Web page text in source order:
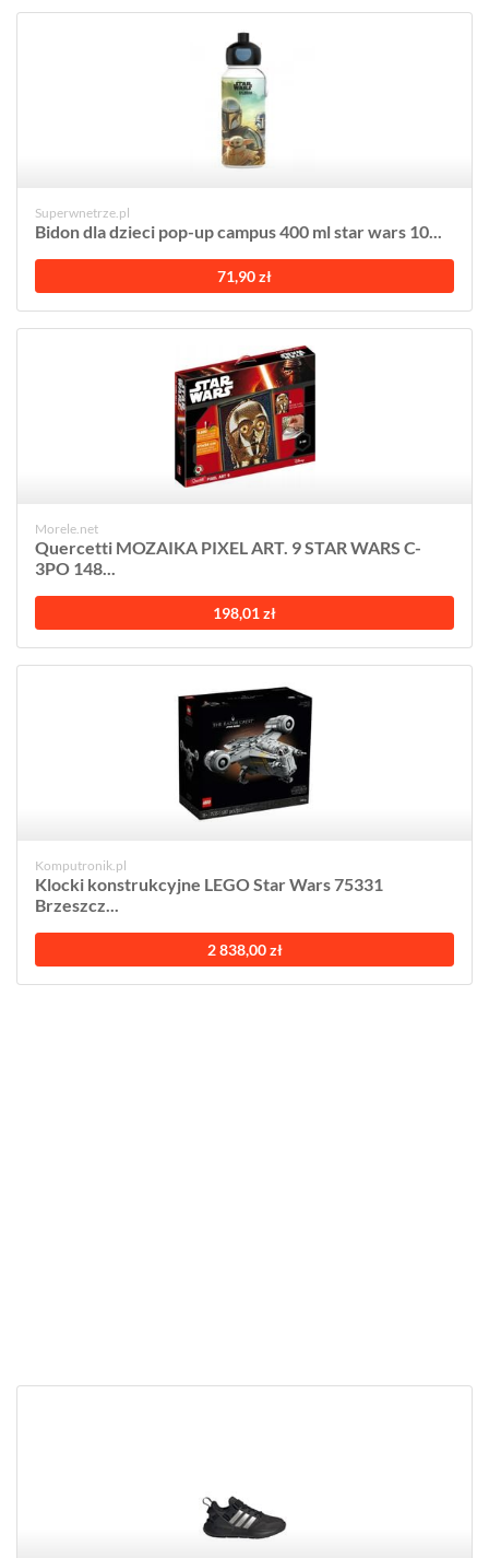
Superwnetrze.pl
Bidon dla dzieci pop-up campus 400 ml star wars 10...
71,90 zł
Morele.net
Quercetti MOZAIKA PIXEL ART. 9 STAR WARS C-
3PO 148...
198,01 zł
Komputronik.pl
Klocki konstrukcyjne LEGO Star Wars 75331
Brzeszcz...
2 838,00 zł